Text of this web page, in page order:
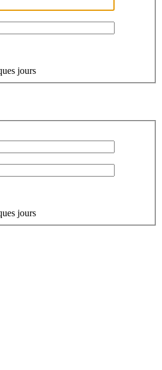
jours
jours